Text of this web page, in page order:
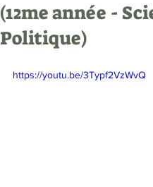
(12me année -
Politique)
https://youtu.be/3Typf2VzWvQ